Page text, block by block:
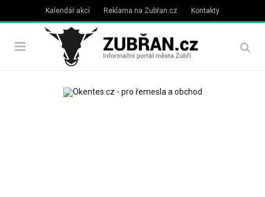
Kalendář akcí Reklama na Zubřan.cz Kontakty